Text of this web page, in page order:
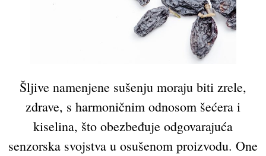
Šljive namenjene sušenju moraju biti zrele,
zdrave, s harmoničnim odnosom šećera i
kiselina, što obezbeđuje odgovarajuća
senzorska svojstva u osušenom proizvodu. One